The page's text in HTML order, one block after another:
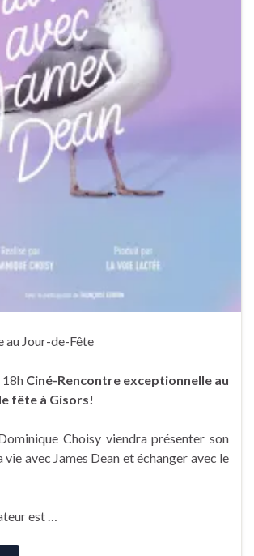
au Jour-de-Fête
18h Ciné-Rencontre exceptionnelle au
fête à Gisors!
Choisy viendra présenter son
avec James Dean et échanger avec le
est …